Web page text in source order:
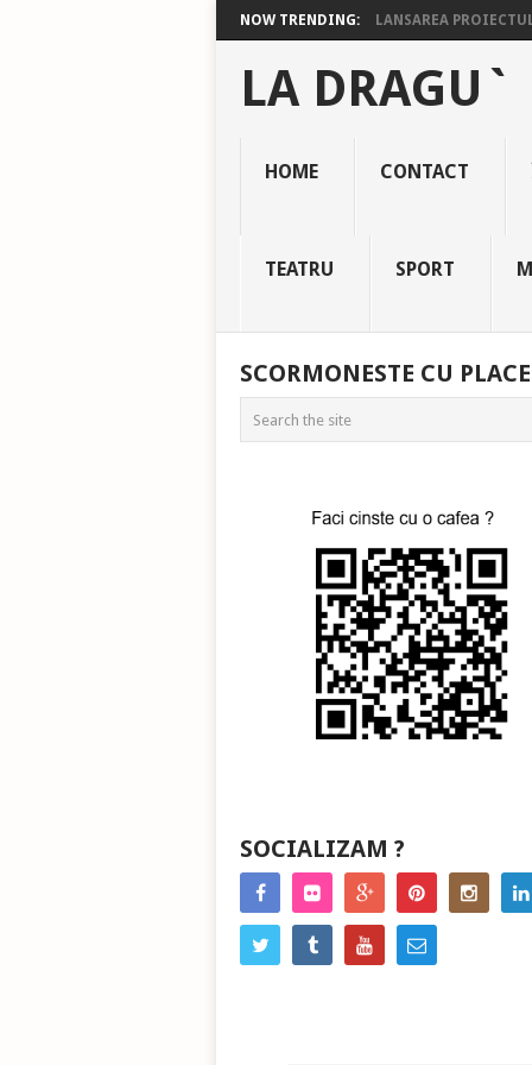
NOW TRENDING: LANSAREA
LA DRAGU`
HOME CONTACT
TEATRU SPORT
SCORMONESTE CU
SOCIALIZAM ?